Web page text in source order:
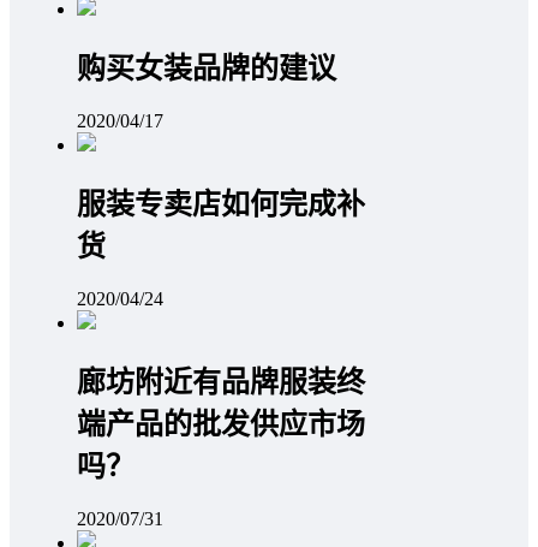
购买女装品牌的建议
2020/04/17
服装专卖店如何完成补
货
2020/04/24
廊坊附近有品牌服装终
端产品的批发供应市场
吗？
2020/07/31